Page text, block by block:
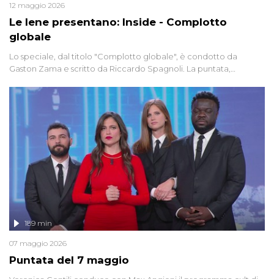
Le Iene presentano: Inside - Complotto
globale
12 maggio 2026
Lo speciale, dal titolo "Complotto globale", è condotto da
Gaston Zama e scritto da Riccardo Spagnoli. La puntata,
racconta l'universo delle narrazioni alternative, dei sospetti
globali e del complottismo che negli ultimi anni hanno invaso
social network, talk show, piazze digitali e immaginario collettivo.
Puntata del 7 maggio
189 min
07 maggio 2026